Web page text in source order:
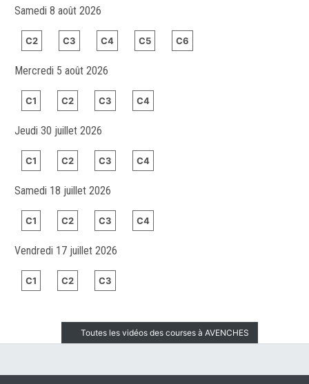
Samedi 8 août 2026
C2 C3 C4 C5 C6
Mercredi 5 août 2026
C1 C2 C3 C4
Jeudi 30 juillet 2026
C1 C2 C3 C4
Samedi 18 juillet 2026
C1 C2 C3 C4
Vendredi 17 juillet 2026
C1 C2 C3
Toutes les vidéos des courses à AVENCHES